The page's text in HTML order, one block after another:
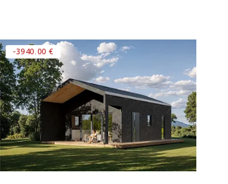
-3940.00 €